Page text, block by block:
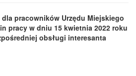
pracowników Urzędu Miejskiego
pracy w dniu 15 kwietnia 2022 roku
obsługi interesanta